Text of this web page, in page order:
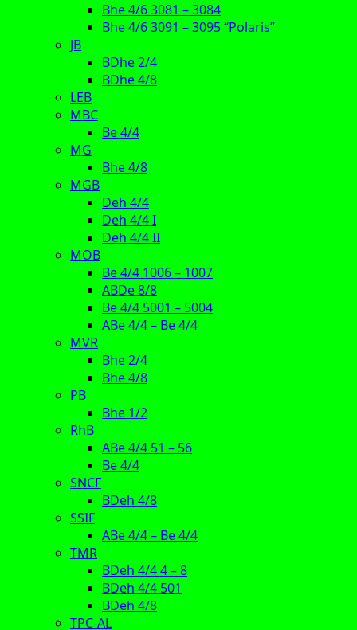
Bhe 4/6 3081 – 3084
Bhe 4/6 3091 – 3095 “Polaris”
JB
BDhe 2/4
BDhe 4/8
LEB
MBC
Be 4/4
MG
Bhe 4/8
MGB
Deh 4/4
Deh 4/4 I
Deh 4/4 II
MOB
Be 4/4 1006 – 1007
ABDe 8/8
Be 4/4 5001 – 5004
ABe 4/4 – Be 4/4
MVR
Bhe 2/4
Bhe 4/8
PB
Bhe 1/2
RhB
ABe 4/4 51 – 56
Be 4/4
SNCF
BDeh 4/8
SSIF
ABe 4/4 – Be 4/4
TMR
BDeh 4/4 4 – 8
BDeh 4/4 501
BDeh 4/8
TPC-AL